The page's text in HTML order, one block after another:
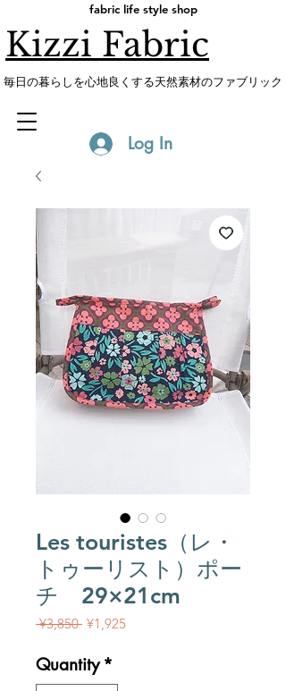
fabric life style shop
Kizzi Fabric
​毎日の暮らしを心地良くする天然素材のファブリック
Log In
Les touristes（レ・
トゥーリスト）ポー
チ 29×21cm
¥3,850 Regular Price
¥1,925
Quantity *